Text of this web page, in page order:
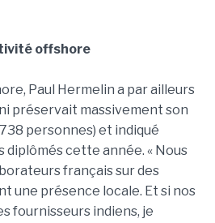
offshore
Paul Hermelin a par ailleurs
préservait massivement son
personnes) et indiqué
cette année. « Nous
français sur des
une présence locale. Et si nos
fournisseurs indiens, je